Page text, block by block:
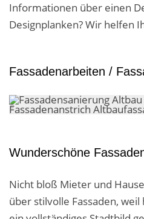
Informationen über einen
Designplanken? Wir helfen
Fassadenarbeiten /
Wunderschöne
Nicht bloß Mieter und
über stilvolle Fassaden,